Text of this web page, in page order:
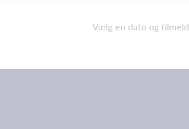
Vælg en dato og tilmeld